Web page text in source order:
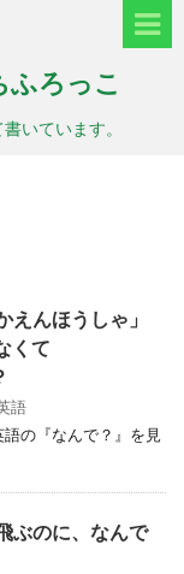
ふろっこ
いています。
んほうしゃ」
くて
語
の『なんで？』を見
ぶのに、なんで